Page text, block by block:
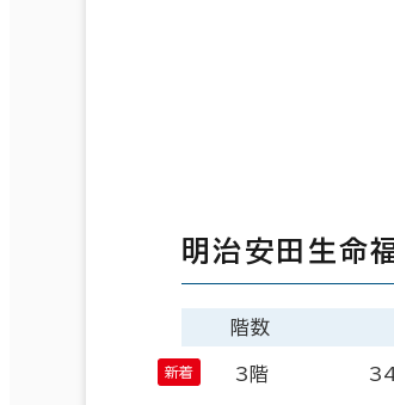
明治安田生命
階数
3階